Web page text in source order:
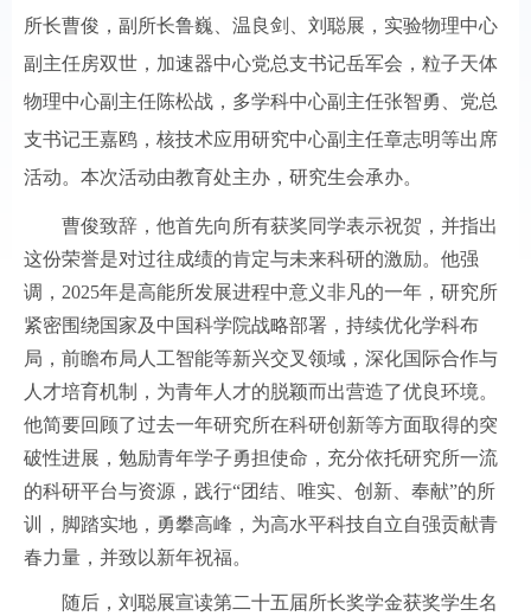
所长曹俊，副所长鲁巍、温良剑、刘聪展，实验物理中心
副主任房双世，加速器中心党总支书记岳军会，粒子天体
物理中心副主任陈松战，多学科中心副主任张智勇、党总
支书记王嘉鸥，核技术应用研究中心副主任章志明等出席
活动。本次活动由教育处主办，研究生会承办。
曹俊致辞，他首先向所有获奖同学表示祝贺，并指出
这份荣誉是对过往成绩的肯定与未来科研的激励。他强
调，2025年是高能所发展进程中意义非凡的一年，研究所
紧密围绕国家及中国科学院战略部署，持续优化学科布
局，前瞻布局人工智能等新兴交叉领域，深化国际合作与
人才培育机制，为青年人才的脱颖而出营造了优良环境。
他简要回顾了过去一年研究所在科研创新等方面取得的突
破性进展，勉励青年学子勇担使命，充分依托研究所一流
的科研平台与资源，践行“团结、唯实、创新、奉献”的所
训，脚踏实地，勇攀高峰，为高水平科技自立自强贡献青
春力量，并致以新年祝福。
随后，刘聪展宣读第二十五届所长奖学金获奖学生名